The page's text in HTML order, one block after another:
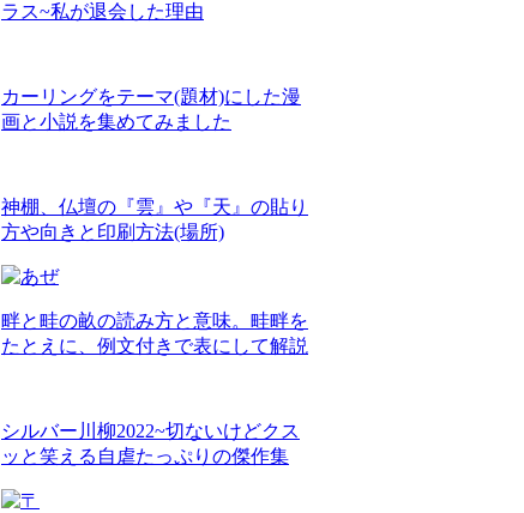
ラス~私が退会した理由
カーリングをテーマ(題材)にした漫
画と小説を集めてみました
神棚、仏壇の『雲』や『天』の貼り
方や向きと印刷方法(場所)
畔と畦の畝の読み方と意味。畦畔を
たとえに、例文付きで表にして解説
シルバー川柳2022~切ないけどクス
ッと笑える自虐たっぷりの傑作集